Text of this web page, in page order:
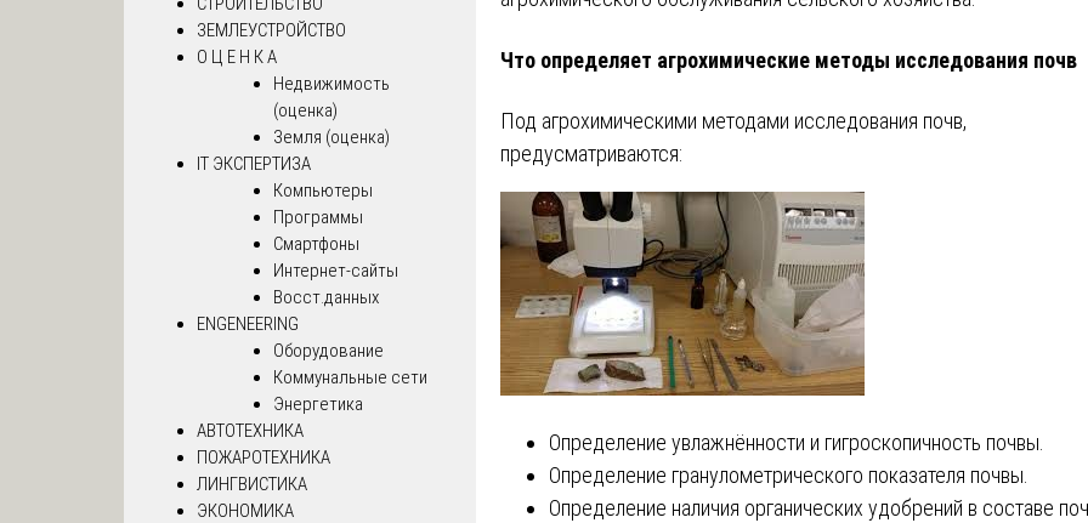
Что определяет агрохимические методы исследования почв
Под агрохимическими методами исследования почв,
предусматриваются:
Определение увлажнённости и гигроскопичность почвы.
Определение гранулометрического показателя почвы.
Определение наличия органических удобрений в составе
ЗЕМЛЕУСТРОЙСТВО
О Ц Е Н К А
Недвижимость
(оценка)
Земля (оценка)
IT ЭКСПЕРТИЗА
Компьютеры
Программы
Смартфоны
Интернет-сайты
Восст.данных
ENGENEERING
Оборудование
Коммунальные сети
Энергетика
АВТОТЕХНИКА
ПОЖАРОТЕХНИКА
ЛИНГВИСТИКА
ЭКОНОМИКА